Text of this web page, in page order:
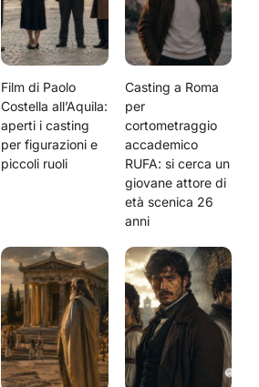
Film di Paolo
Costella all’Aquila:
aperti i casting
per figurazioni e
piccoli ruoli
Casting a Roma
per
cortometraggio
accademico
RUFA: si cerca un
giovane attore di
età scenica 26
anni